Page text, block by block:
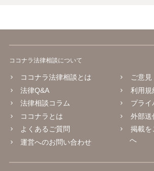
ココナラ法律相談について
ココナラ法律相談とは
法律Q&A
法律相談コラム
ココナラとは
よくあるご質問
運営へのお問い合わせ
ご意見
利用規
プライ
外部送
掲載を
へ